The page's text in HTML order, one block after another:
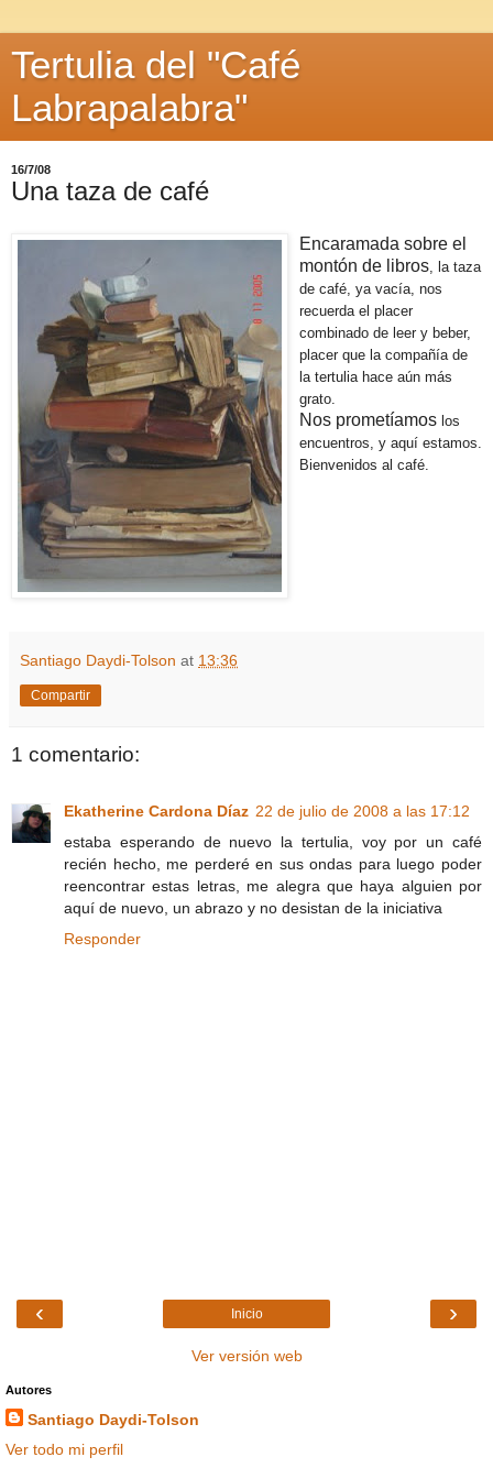
Tertulia del "Café
Labrapalabra"
16/7/08
Una taza de café
Encaramada sobre el
montón de libros , la taza
de café, ya vacía, nos
recuerda el placer
combinado de leer y beber,
placer que la compañía de
la tertulia hace aún más
grato.
Nos prometíamos los
encuentros, y aquí estamos.
Bienvenidos al café.
Santiago Daydi-Tolson at 13:36
Compartir
1 comentario:
Ekatherine Cardona Díaz 22 de julio de 2008 a las 17:12
estaba esperando de nuevo la tertulia, voy por un café
recién hecho, me perderé en sus ondas para luego poder
reencontrar estas letras, me alegra que haya alguien por
aquí de nuevo, un abrazo y no desistan de la iniciativa
Responder
‹ ›
Inicio
Ver versión web
Autores
Santiago Daydi-Tolson
Ver todo mi perfil